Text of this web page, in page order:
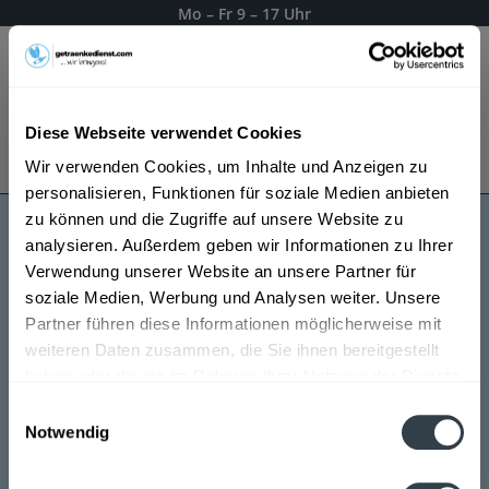
Diese Webseite verwendet Cookies
Wir verwenden Cookies, um Inhalte und Anzeigen zu
personalisieren, Funktionen für soziale Medien anbieten
zu können und die Zugriffe auf unsere Website zu
analysieren. Außerdem geben wir Informationen zu Ihrer
Verwendung unserer Website an unsere Partner für
soziale Medien, Werbung und Analysen weiter. Unsere
Partner führen diese Informationen möglicherweise mit
weiteren Daten zusammen, die Sie ihnen bereitgestellt
Notwendig
Mo – Fr 9 – 17 Uhr
Es gilt unsereDatenschutzerklärung
Hacklberg